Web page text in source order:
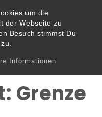
um die
der Webseite zu
Besuch stimmst Du
Informationen
Grenze